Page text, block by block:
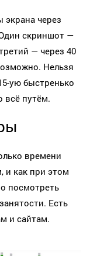
через
скриншот —
— через 40
Нельзя
ую быстренько
всё путём.
времени
и как при этом
посмотреть
Есть
и сайтам.